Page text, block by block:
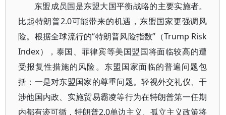
东盟成员国是东盟大国平衡战略的主要实施者。
比起特朗普2.0可能带来的机遇，东盟国家更强调风
险。根据全球流行的“特朗普风险指数”（Trump Risk
Index），泰国、菲律宾等美国盟国将面临较高的遭
受报复性措施的风险。东盟国家面临的普遍问题包
括：一是对东盟国家的尊重问题。轻视外交礼仪、干
涉他国内政、实施贸易霸凌等行为在特朗普第一任期
内都有迹可循，特朗普2.0单边主义、孤立主义政策将